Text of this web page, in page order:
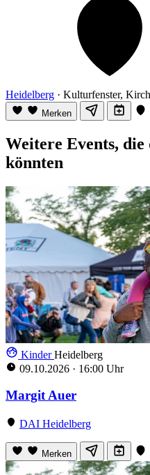
Heidelberg · Kulturfenster,
Merken
Weitere Events,
könnten
KinderHeidelberg
09.10.2026 · 16:00 Uhr
Margit Auer
DAI Heidelberg
Merken